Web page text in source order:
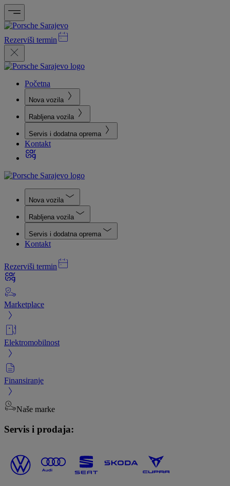
Rezerviši termin
Početna
Nova vozila
Rabljena vozila
Servis i dodatna oprema
Kontakt
Nova vozila
Rabljena vozila
Servis i dodatna oprema
Kontakt
Rezerviši termin
Marketplace
Elektromobilnost
Finansiranje
Naše marke
Servis i prodaja: